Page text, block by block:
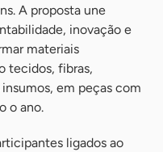
A proposta une
inovação e
materiais
tecidos, fibras,
em peças com
o ano.
ligados ao